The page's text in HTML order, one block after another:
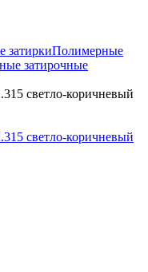
затиркиПолимерные
затирочные
светло-коричневый